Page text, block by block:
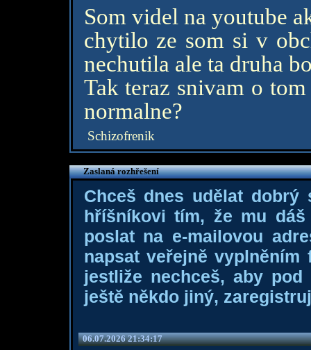
Som videl na youtube
chytilo ze som si v
nechutila ale ta druha
Tak teraz snivam o
normalne?
Schizofrenik
Zaslaná rozhřešení
Chceš dnes udělat dobrý
hříšníkovi tím, že mu
poslat na e-mailovou
napsat veřejně
jestliže nechceš, aby
ještě někdo jiný,
06.07.2026 21:34:17